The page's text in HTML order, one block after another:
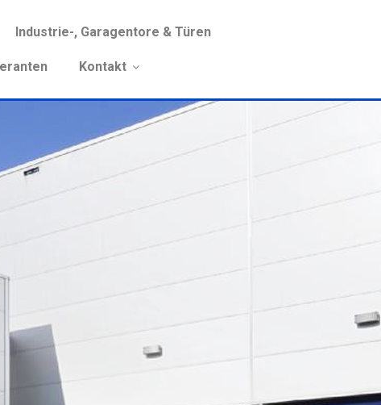
Industrie-, Garagentore & Türen
Kontakt